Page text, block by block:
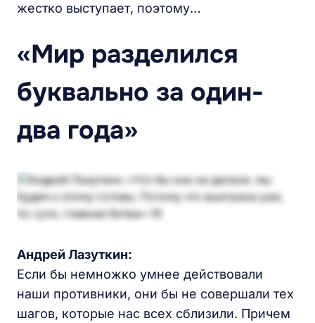
жестко выступает, поэтому…
«Мир разделился
буквально за один-
два года»
Андрей Лазуткин:
Если бы немножко умнее действовали
наши противники, они бы не совершали тех
шагов, которые нас всех сблизили. Причем